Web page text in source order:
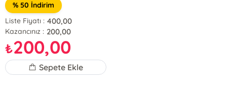
% 50 İndirim
Liste Fiyatı : 400,00
Kazancınız : 200,00
₺200,00
Sepete Ekle